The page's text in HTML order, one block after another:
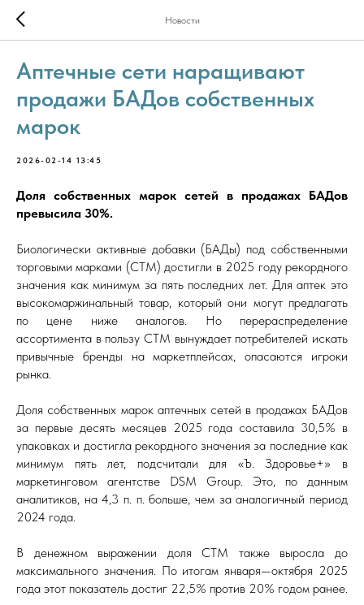
Новости
Аптечные сети наращивают
продажи БАДов собственных
марок
2026-02-14 13:45
Доля собственных марок сетей в продажах БАДов
превысила 30%.
Биологически активные добавки (БАДы) под собственными
торговыми марками (СТМ) достигли в 2025 году рекордного
значения как минимум за пять последних лет. Для аптек это
высокомаржинальный товар, который они могут предлагать
по цене ниже аналогов. Но перераспределение
ассортимента в пользу СТМ вынуждает потребителей искать
привычные бренды на маркетплейсах, опасаются игроки
рынка.
Доля собственных марок аптечных сетей в продажах БАДов
за первые десять месяцев 2025 года составила 30,5% в
упаковках и достигла рекордного значения за последние как
минимум пять лет, подсчитали для «Ъ. Здоровье+» в
маркетинговом агентстве DSM Group. Это, по данным
аналитиков, на 4,3 п. п. больше, чем за аналогичный период
2024 года.
В денежном выражении доля СТМ также выросла до
максимального значения. По итогам января—октября 2025
года этот показатель достиг 22,5% против 20% годом ранее.